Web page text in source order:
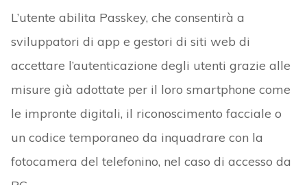
L’utente abilita Passkey, che consentirà a
sviluppatori di app e gestori di siti web di
accettare l’autenticazione degli utenti grazie alle
misure già adottate per il loro smartphone come
le impronte digitali, il riconoscimento facciale o
un codice temporaneo da inquadrare con la
fotocamera del telefonino, nel caso di accesso da